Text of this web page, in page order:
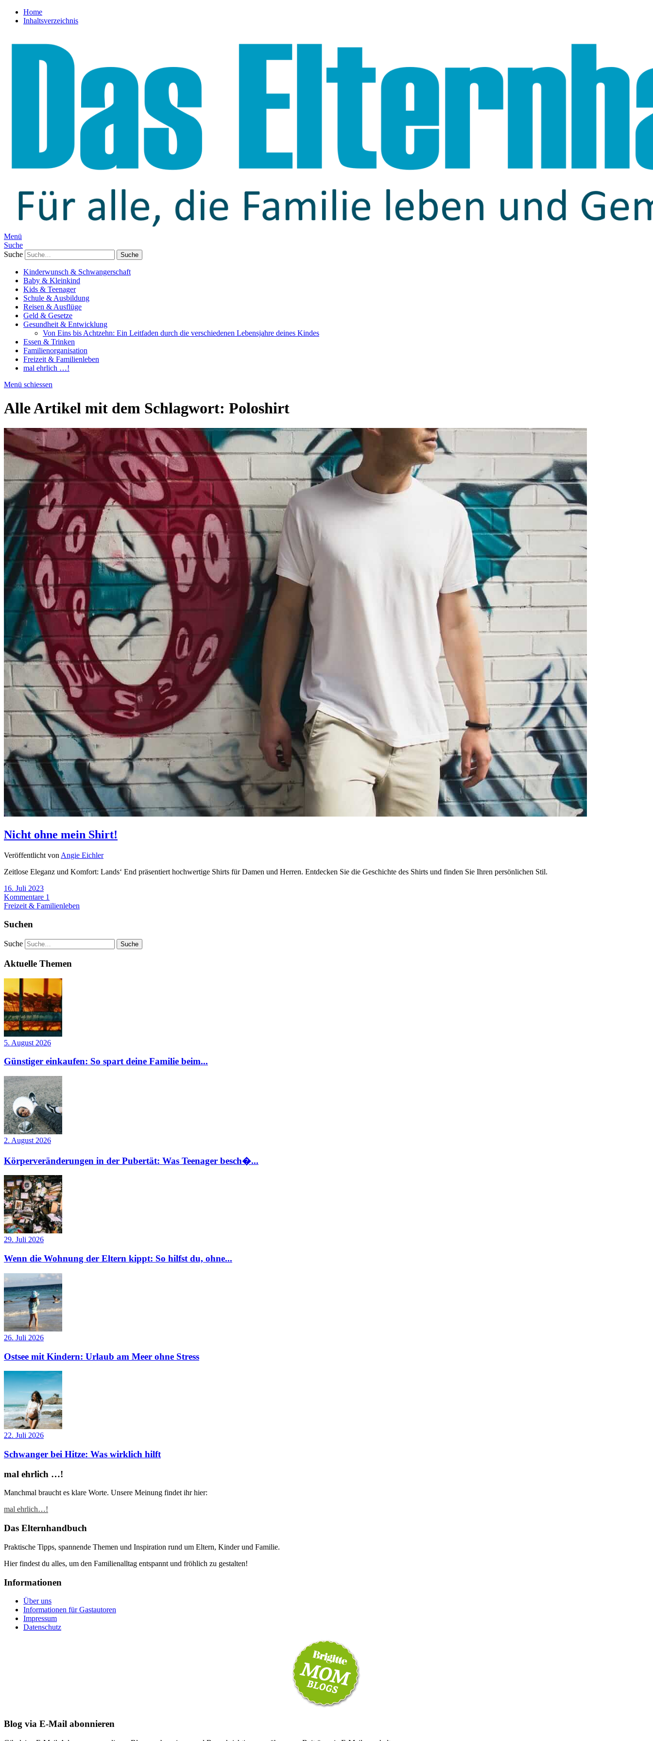
Home
Inhaltsverzeichnis
Menü
Suche
Suche
Kinderwunsch & Schwangerschaft
Baby & Kleinkind
Kids & Teenager
Schule & Ausbildung
Reisen & Ausflüge
Geld & Gesetze
Gesundheit & Entwicklung
Von Eins bis Achtzehn: Ein Leitfaden durch die verschiedenen Lebensjahre deines Kindes
Essen & Trinken
Familienorganisation
Freizeit & Familienleben
mal ehrlich …!
Menü schiessen
Alle Artikel mit dem Schlagwort: Poloshirt
Nicht ohne mein Shirt!
Veröffentlicht von Angie Eichler
Zeitlose Eleganz und Komfort: Lands‘ End präsentiert hochwertige Shirts für Damen und Herren. Entdecken Sie die Geschichte des Shirts und finden Sie Ihren persönlichen Stil.
16. Juli 2023
Kommentare 1
Freizeit & Familienleben
Suchen
Suche
Aktuelle Themen
5. August 2026
Günstiger einkaufen: So spart deine Familie beim...
2. August 2026
Körperveränderungen in der Pubertät: Was Teenager besch�...
29. Juli 2026
Wenn die Wohnung der Eltern kippt: So hilfst du, ohne...
26. Juli 2026
Ostsee mit Kindern: Urlaub am Meer ohne Stress
22. Juli 2026
Schwanger bei Hitze: Was wirklich hilft
mal ehrlich …!
Manchmal braucht es klare Worte. Unsere Meinung findet ihr hier:
mal ehrlich…!
Das Elternhandbuch
Praktische Tipps, spannende Themen und Inspiration rund um Eltern, Kinder und Familie.
Hier findest du alles, um den Familienalltag entspannt und fröhlich zu gestalten!
Informationen
Über uns
Informationen für Gastautoren
Impressum
Datenschutz
Blog via E-Mail abonnieren